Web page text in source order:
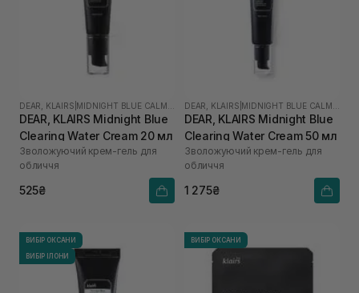
DEAR, KLAIRS
DEAR, KLAIRS Midnight Blue
Clearing Water Cream 20 мл
Зволожуючий крем-гель для
обличчя
525₴
DEAR, KLAIRS
DEAR, KLAIRS Midnight Blue
Clearing Water Cream 50 мл
Зволожуючий крем-гель для
обличчя
1 275₴
ВИБІР ОКСАНИ
ВИБІР ІЛОНИ
ВИБІР ОКСАНИ